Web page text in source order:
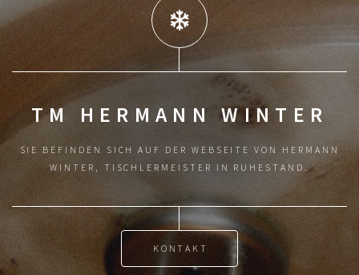
TM HERMANN WINTER
SIE BEFINDEN SICH AUF DER WEBSEITE VON HERMANN
WINTER, TISCHLERMEISTER IN RUHESTAND.
KONTAKT